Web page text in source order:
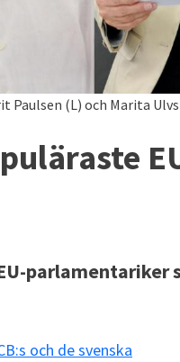
Paulsen (L) och Marita
parlamentariker
och de svenska